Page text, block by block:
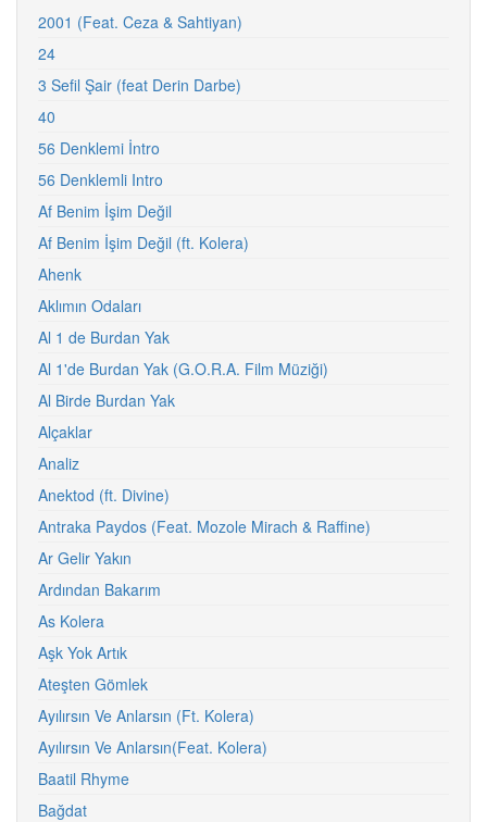
2001 (Feat. Ceza & Sahtiyan)
24
3 Sefil Şair (feat Derin Darbe)
40
56 Denklemi İntro
56 Denklemli Intro
Af Benim İşim Değil
Af Benim İşim Değil (ft. Kolera)
Ahenk
Aklımın Odaları
Al 1 de Burdan Yak
Al 1'de Burdan Yak (G.O.R.A. Film Müziği)
Al Birde Burdan Yak
Alçaklar
Analiz
Anektod (ft. Divine)
Antraka Paydos (Feat. Mozole Mirach & Raffine)
Ar Gelir Yakın
Ardından Bakarım
As Kolera
Aşk Yok Artık
Ateşten Gömlek
Ayılırsın Ve Anlarsın (Ft. Kolera)
Ayılırsın Ve Anlarsın(Feat. Kolera)
Baatil Rhyme
Bağdat